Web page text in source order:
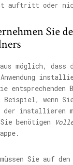
auftritt oder
Sie
möglich, dass
entsprechenden
Beispiel, wenn
der installieren
benötigen
Sie auf den